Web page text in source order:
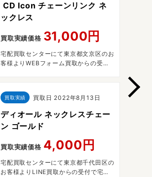
CD Icon チェーンリンク ネ
ックレス
買取実績価格 31,000円
宅配買取センターにて東京都文京区のお
客様よりWEBフォーム買取からの受付
買取実績 買取日 2022年8月13日
ディオール ネックレスチェー
ン ゴールド
買取実績価格 4,000円
宅配買取センターにて東京都千代田区の
お客様よりLINE買取からの受付で宅配